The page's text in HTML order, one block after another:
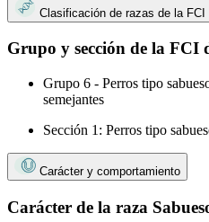
Clasificación de razas de la FCI
Grupo y sección de la FCI
Grupo 6 - Perros tipo
semejantes
Sección 1: Perros tipo
Carácter y comportamiento
Carácter de la raza